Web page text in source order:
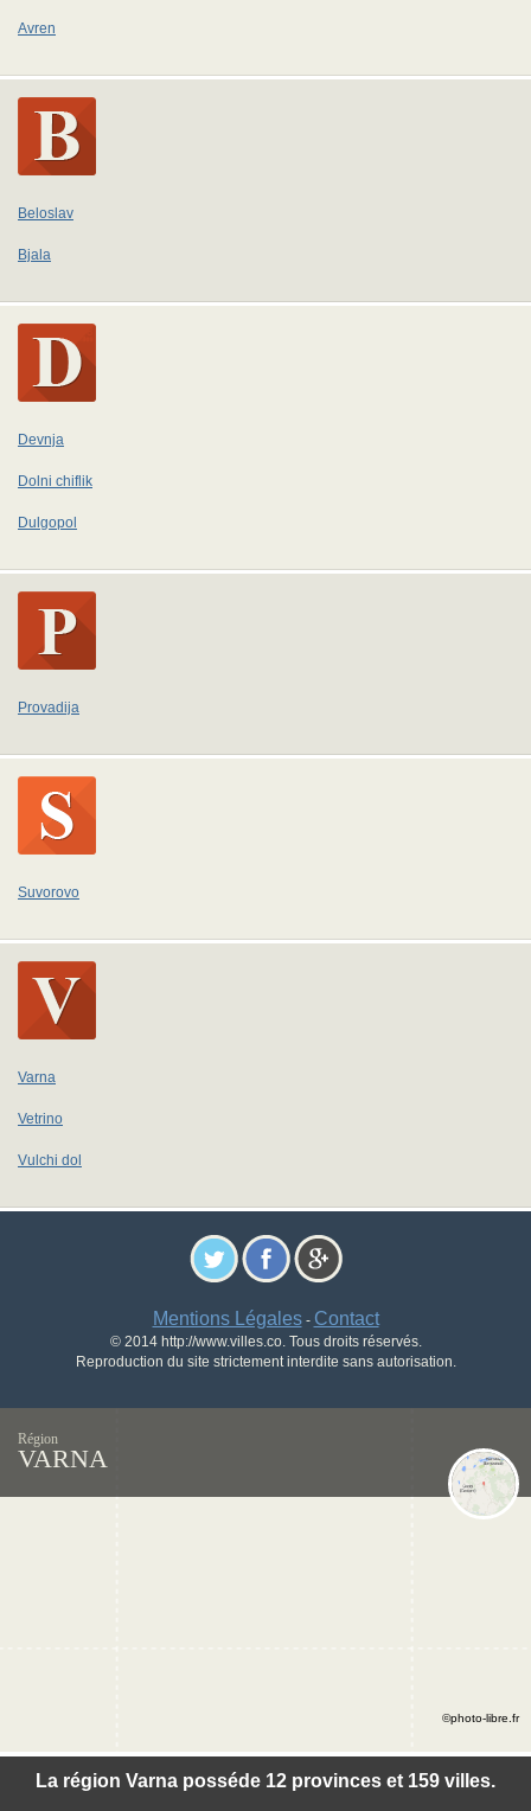
Avren
Beloslav
Bjala
Devnja
Dolni chiflik
Dulgopol
Provadija
Suvorovo
Varna
Vetrino
Vulchi dol
Mentions Légales- Contact
© 2014 http://www.villes.co. Tous droits réservés.
Reproduction du site strictement interdite sans autorisation.
Région
VARNA
La région Varna posséde 12 provinces et 159 villes.
©photo-libre.fr